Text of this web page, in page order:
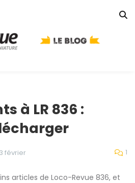
à LR 836 :
février 1
articles de Loco-Revue 836, et